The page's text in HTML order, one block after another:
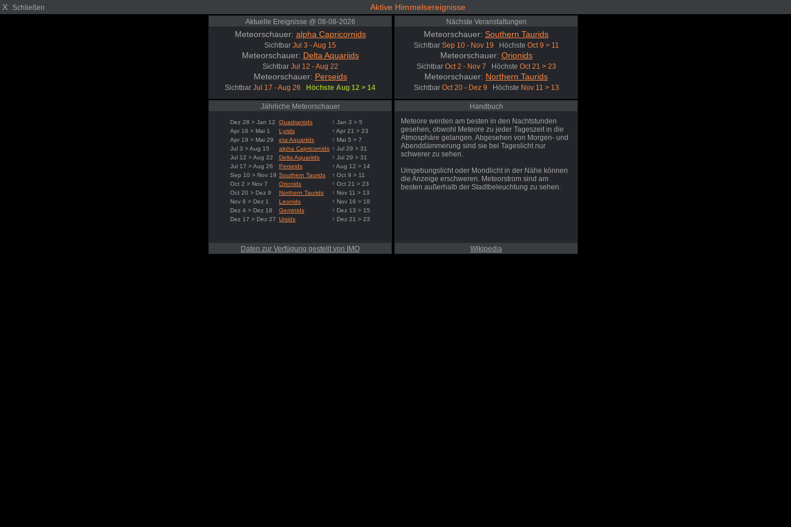
X Schließen Aktive Himmelsereignisse
Aktuelle Ereignisse @ 08-08-2026
Meteorschauer: alpha Capricornids
Sichtbar Jul 3 - Aug 15
Meteorschauer: Delta Aquariids
Sichtbar Jul 12 - Aug 22
Meteorschauer: Perseids
Sichtbar Jul 17 - Aug 26 Höchste Aug 12 > 14
Nächste Veranstaltungen
Meteorschauer: Southern Taurids
Sichtbar Sep 10 - Nov 19 Höchste Oct 9 > 11
Meteorschauer: Orionids
Sichtbar Oct 2 - Nov 7 Höchste Oct 21 > 23
Meteorschauer: Northern Taurids
Sichtbar Oct 20 - Dez 9 Höchste Nov 11 > 13
Jährliche Meteorschauer
Dez 28 > Jan 12 Quadrantids
↑ Jan 3 > 5
Apr 16 > Mai 1
Lyrids
↑ Apr 21 > 23
Apr 19 > Mai 29
eta Aquariids
↑ Mai 5 > 7
Jul 3 > Aug 15
alpha Capricornids ↑ Jul 29 > 31
Jul 12 > Aug 22
Delta Aquariids
↑ Jul 29 > 31
Jul 17 > Aug 26
Perseids
↑ Aug 12 > 14
Sep 10 > Nov 19 Southern Taurids
↑ Oct 9 > 11
Oct 2 > Nov 7
Orionids
↑ Oct 21 > 23
Oct 20 > Dez 9
Northern Taurids
↑ Nov 11 > 13
Nov 6 > Dez 1
Leonids
↑ Nov 16 > 18
Dez 4 > Dez 18
Geminids
↑ Dez 13 > 15
Dez 17 > Dez 27 Ursids ↑ Dez 21 > 23
Daten zur Verfügung gestellt von IMO
Handbuch
Meteore werden am besten in den Nachtstunden
gesehen, obwohl Meteore zu jeder Tageszeit in die
Atmosphäre gelangen. Abgesehen von Morgen- und
Abenddämmerung sind sie bei Tageslicht nur
schwerer zu sehen.
Umgebungslicht oder Mondlicht in der Nähe können
die Anzeige erschweren. Meteorstrom sind am
besten außerhalb der Stadtbeleuchtung zu sehen.
Wikipedia